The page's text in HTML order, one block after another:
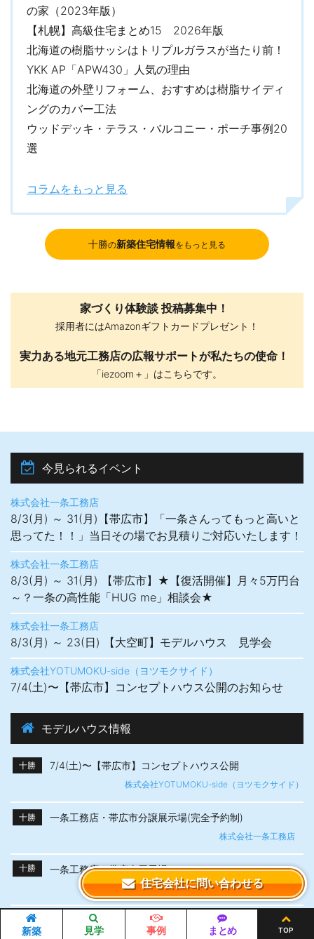
の家（2023年版）
【札幌】高級住宅まとめ15 2026年版
北海道の樹脂サッシはトリプルガラスが当たり前！
YKK AP「APW430」人気の理由
北海道の外壁リフォーム、おすすめは樹脂サイディ
ングのカバー工法
ウッドデッキ・テラス・バルコニー・ポーチ事例20
選
コラムをもっと見る
十勝の新築住宅情報をもっと見る
家づくり体験談 投稿募集中！
採用者にはAmazonギフトカードプレゼント！
実力ある地元工務店の広報サポートが私たちの使命！
「iezoom＋」はこちらです。
今見られるイベント
株式会社一条工務店
8/3(月) ～ 31(月)【帯広市】「一条さんってもっと高いと
思ってた！！」当日その場でお見積りご対応いたします！
株式会社一条工務店
8/3(月) ～ 31(月) 【帯広市】★【復活開催】月々5万円台
～？一条の高性能「HUG me」相談会★
株式会社一条工務店
8/3(月) ～ 23(日) 【大空町】モデルハウス 見学会
株式会社YOTUMOKU-side（ヨツモクサイド）
7/4(土)〜【帯広市】​コンセプトハウス公開のお知らせ
モデルハウス情報
十勝 7/4(土)〜【帯広市】​コンセプトハウス公開
株式会社YOTUMOKU-side（ヨツモクサイド）
十勝 一条工務店・帯広市分譲展示場(完全予約制)
株式会社一条工務店
十勝 一条工務店・帯広東展示場
株式会社一条工務店
十勝 一条工務店・帯広展示場
新築 見学 事例 まとめ TOP
住宅会社に問い合わせる